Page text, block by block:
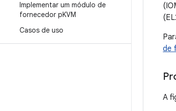
Implementar um módulo de
fornecedor pKVM
Casos de uso
de
A